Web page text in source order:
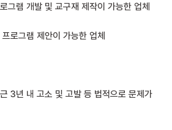
그램 개발 및 교구재 제작이 가능한 업체
로그램 제안이 가능한 업체
3년 내 고소 및 고발 등 법적으로 문제가